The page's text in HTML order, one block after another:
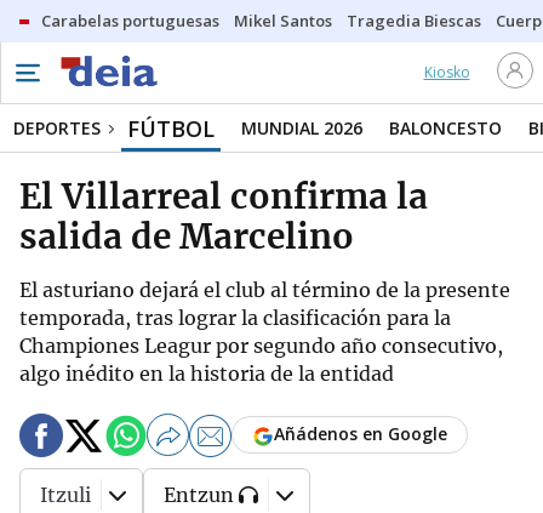
Carabelas portuguesas Mikel Santos Tragedia Biescas
Kiosko
DEPORTES FÚTBOL MUNDIAL 2026 BALONCESTO
El Villarreal confirma la
salida de Marcelino
El asturiano dejará el club al término de la presente
temporada, tras lograr la clasificación para la
Championes Leagur por segundo año consecutivo,
algo inédito en la historia de la entidad
Añádenos en Google
Itzuli Entzun